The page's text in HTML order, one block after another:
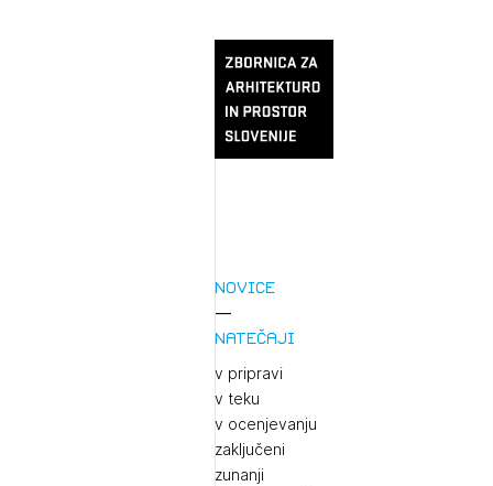
Novice
Natečaji
v pripravi
v teku
v ocenjevanju
zaključeni
zunanji